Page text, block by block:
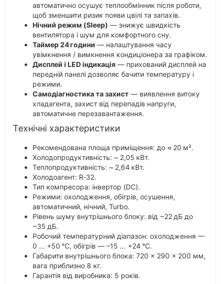
автоматично осушує теплообмінник після роботи,
щоб зменшити ризик появи цвілі та запахів.
Нічний режим (Sleep) — знижує швидкість
вентилятора і шум для комфортного сну.
Таймер 24 години — налаштування часу
увімкнення / вимкнення кондиціонера за графіком.
Дисплей і LED індикація — прихований дисплей на
передній панелі дозволяє бачити температуру і
режими.
Самодіагностика та захист — виявлення витоку
хладагента, захист від перепадів напруги,
автоматичне перезавантаження.
Технічні характеристики
Рекомендована площа приміщення: до ≈ 20 м².
Холодопродуктивність: ~ 2,05 кВт.
Теплопродуктивність: ~ 2,64 кВт.
Холодоагент: R‑32.
Тип компресора: інвертор (DC).
Режими: охолодження, обігрів, осушення,
автоматичний, нічний, Turbo.
Рівень шуму внутрішнього блоку: від ~22 дБ до
~35 дБ.
Робочий температурний діапазон: охолодження —
0 … +50 °C, обігрів — –15 … +24 °C.
Габарити внутрішнього блока: 720 × 290 × 200 мм,
вага приблизно 8 кг.
Гарантія від виробника: 5 років.